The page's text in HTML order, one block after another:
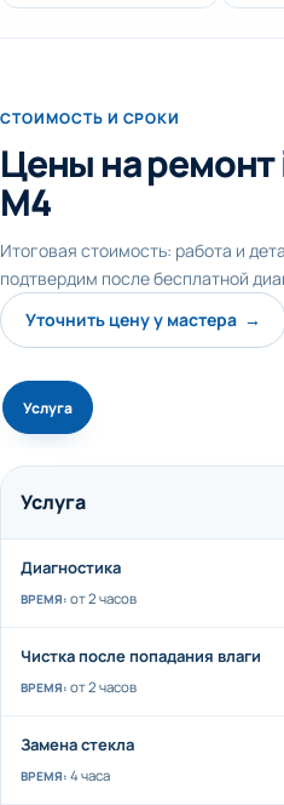
СТОИМОСТЬ И СРОКИ
Цены на ремонт
M4
Итоговая стоимость: работа и
подтвердим после бесплатной
Уточнить цену у мастера →
Услуга
Услуга
Диагностика
от 2 часов
Чистка после попадания влаги
от 2 часов
Замена стекла
4 часа